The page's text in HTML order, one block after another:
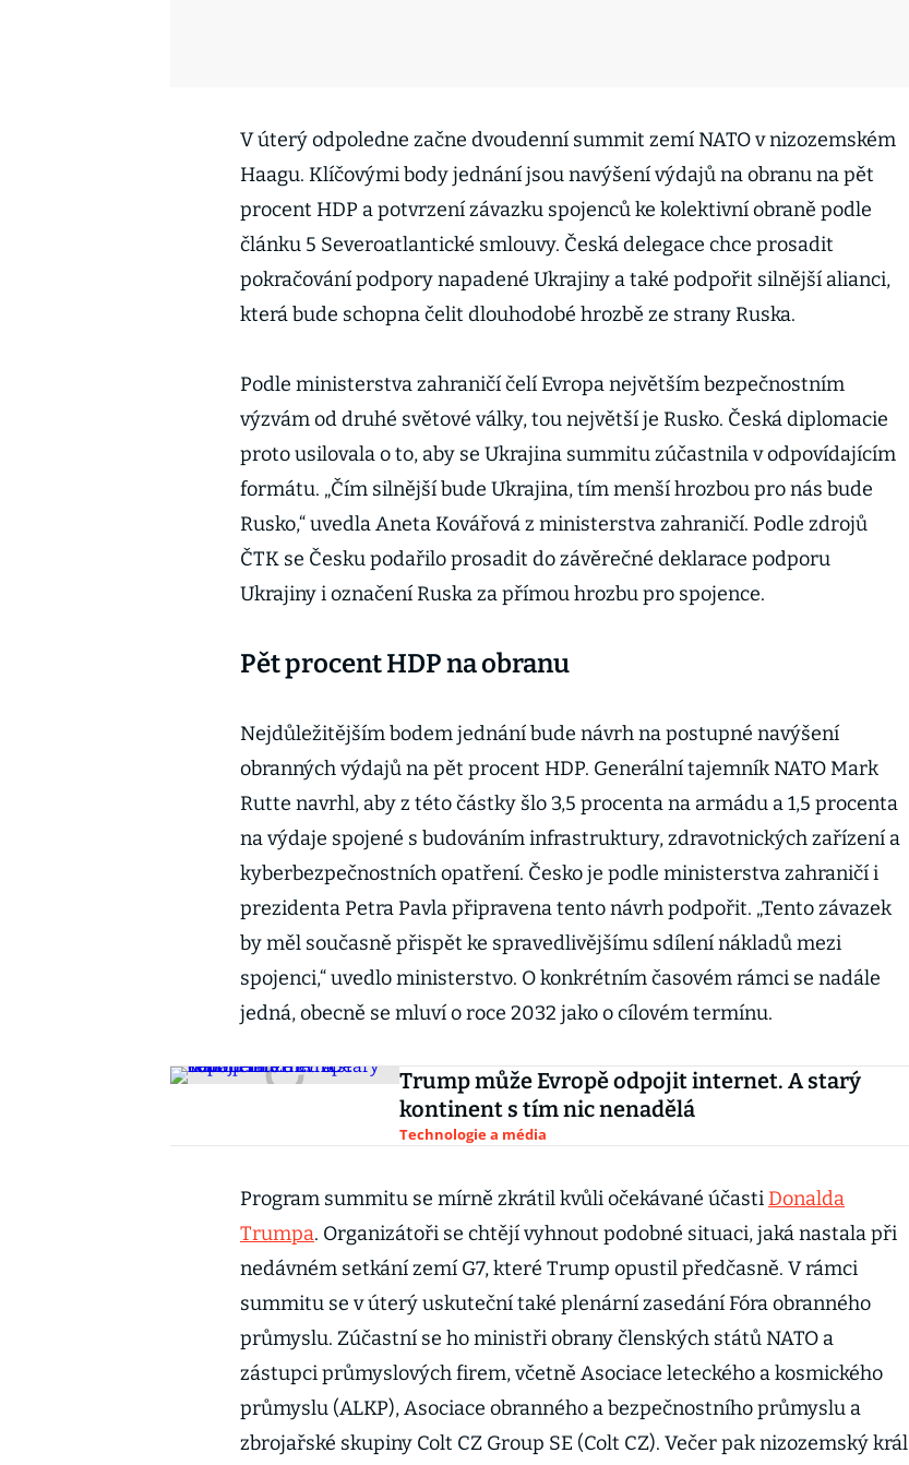
V úterý odpoledne začne dvoudenní summit zemí NATO v nizozemském
Haagu. Klíčovými body jednání jsou navýšení výdajů na obranu na pět
procent HDP a potvrzení závazku spojenců ke kolektivní obraně podle
článku 5 Severoatlantické smlouvy. Česká delegace chce prosadit
pokračování podpory napadené Ukrajiny a také podpořit silnější alianci,
která bude schopna čelit dlouhodobé hrozbě ze strany Ruska.
Podle ministerstva zahraničí čelí Evropa největším bezpečnostním
výzvám od druhé světové války, tou největší je Rusko. Česká diplomacie
proto usilovala o to, aby se Ukrajina summitu zúčastnila v odpovídajícím
formátu. „Čím silnější bude Ukrajina, tím menší hrozbou pro nás bude
Rusko,“ uvedla Aneta Kovářová z ministerstva zahraničí. Podle zdrojů
ČTK se Česku podařilo prosadit do závěrečné deklarace podporu
Ukrajiny i označení Ruska za přímou hrozbu pro spojence.
Pět procent HDP na obranu
Nejdůležitějším bodem jednání bude návrh na postupné navýšení
obranných výdajů na pět procent HDP. Generální tajemník NATO Mark
Rutte navrhl, aby z této částky šlo 3,5 procenta na armádu a 1,5 procenta
na výdaje spojené s budováním infrastruktury, zdravotnických zařízení a
kyberbezpečnostních opatření. Česko je podle ministerstva zahraničí i
prezidenta Petra Pavla připravena tento návrh podpořit. „Tento závazek
by měl současně přispět ke spravedlivějšímu sdílení nákladů mezi
spojenci,“ uvedlo ministerstvo. O konkrétním časovém rámci se nadále
jedná, obecně se mluví o roce 2032 jako o cílovém termínu.
Trump může Evropě odpojit internet. A starý
kontinent s tím nic nenadělá
Technologie a média
Program summitu se mírně zkrátil kvůli očekávané účasti Donalda
Trumpa. Organizátoři se chtějí vyhnout podobné situaci, jaká nastala při
nedávném setkání zemí G7, které Trump opustil předčasně. V rámci
summitu se v úterý uskuteční také plenární zasedání Fóra obranného
průmyslu. Zúčastní se ho ministři obrany členských států NATO a
zástupci průmyslových firem, včetně Asociace leteckého a kosmického
průmyslu (ALKP), Asociace obranného a bezpečnostního průmyslu a
zbrojařské skupiny Colt CZ Group SE (Colt CZ). Večer pak nizozemský král